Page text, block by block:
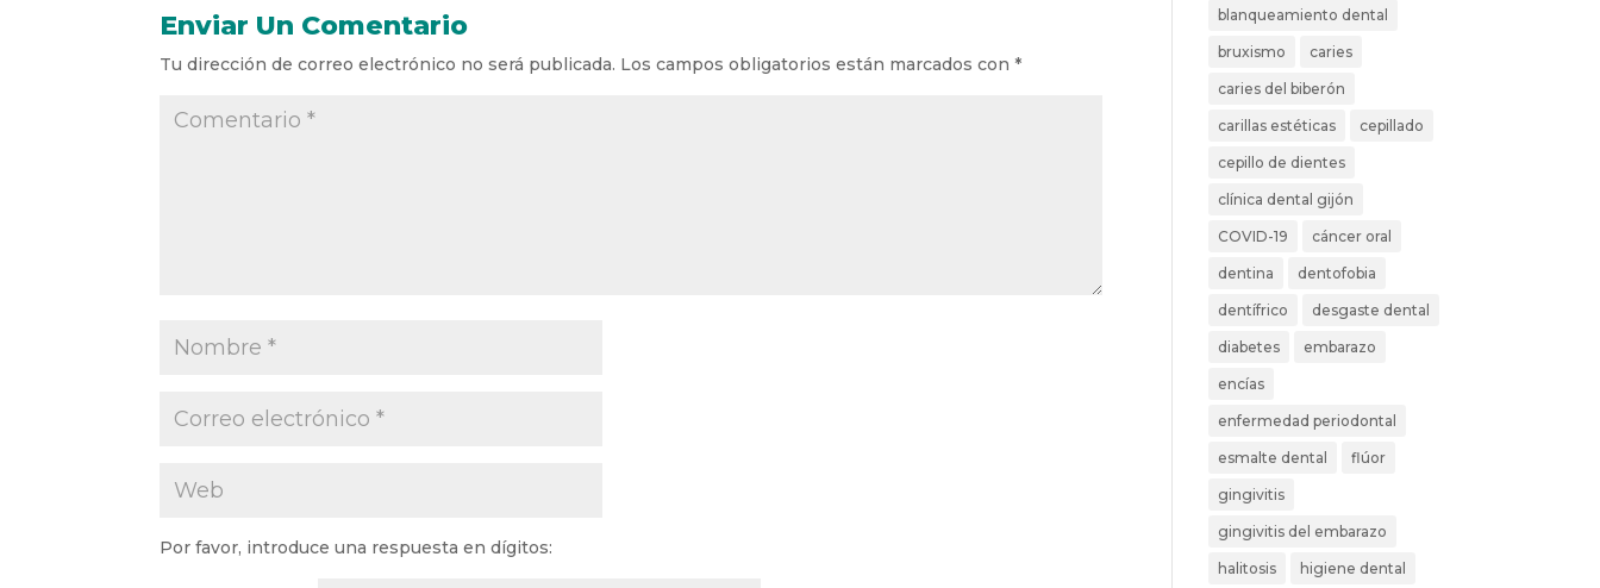
Enviar Un Comentario
Tu dirección de correo electrónico no será publicada. Los campos obligatorios están marcados con*
Por favor, introduce una respuesta en dígitos:
blanqueamiento dental
bruxismo caries
caries del biberón
carillas estéticas cepillado
cepillo de dientes
clínica dental gijón
COVID-19 cáncer oral
dentina dentofobia
dentífrico desgaste dental
diabetes embarazo
encías
enfermedad periodontal
esmalte dental flúor
gingivitis
gingivitis del embarazo
halitosis higiene dental